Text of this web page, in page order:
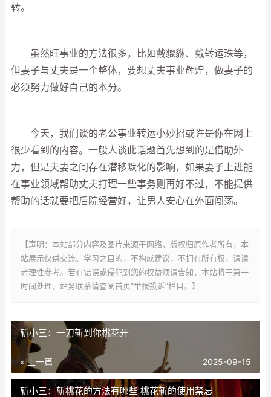
转。
虽然旺事业的方法很多，比如戴貔貅、戴转运珠等，
但妻子与丈夫是一个整体，要想丈夫事业辉煌，做妻子的
必须努力做好自己的本分。
今天，我们谈的老公事业转运小妙招或许是你在网上
很少看到的内容。一般人谈此话题首先想到的是借助外
力，但是夫妻之间存在潜移默化的影响，如果妻子上进能
在事业领域帮助丈夫打理一些事务则再好不过，不能提供
帮助的话就要把后院经营好，让男人安心在外面闯荡。
【声明：本站部分内容及图片来源于网络，版权归原作者所有，本
站展示仅供交流、学习之目的，不构成建议，不拥有所有权，请读
者理性参考。若有错误或侵犯到您的权益烦请告知，本站将于第一
时间处理，站务联系请查阅首页“举报投诉”栏目。】
斩小三：一刀斩到你桃花开
« 上一篇 2025-09-15
斩小三：斩桃花的方法有哪些 桃花斩的使用禁忌